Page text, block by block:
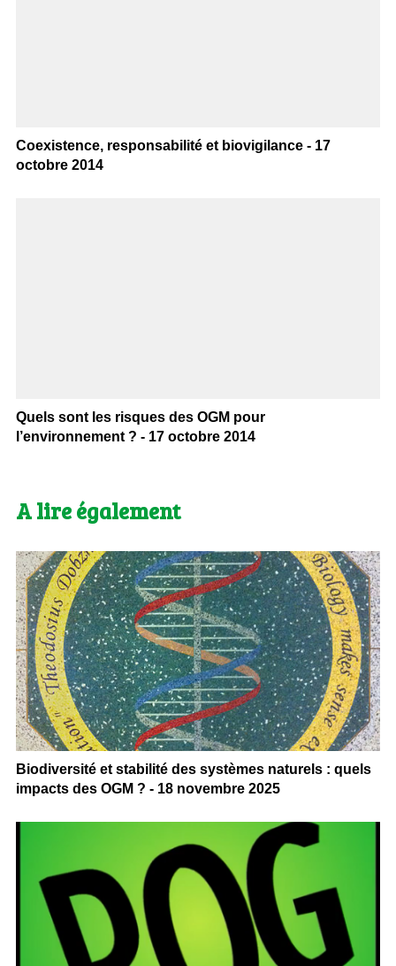
Coexistence, responsabilité et biovigilance - 17
octobre 2014
Quels sont les risques des OGM pour
l’environnement ? - 17 octobre 2014
A lire également
Biodiversité et stabilité des systèmes naturels : quels
impacts des OGM ? - 18 novembre 2025